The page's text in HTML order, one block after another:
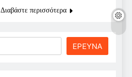
Διαβάστε περισσότερα
ΕΡΕΥΝΑ